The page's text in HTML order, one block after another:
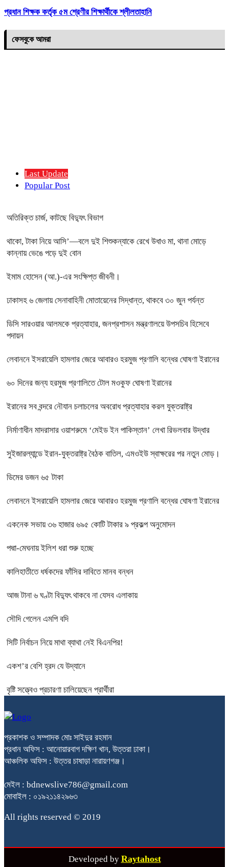
প্রধান শিক্ষক কর্তৃক ৫ম শ্রেণীর শিক্ষার্থীকে শ্লীলতাহানি
ফেসবুকে আমরা
Last Update
Popular Post
অতিরিক্ত চার্জ, কাটছে বিদ্যুৎ বিভাগ
থাকো, টাকা নিয়ে আসি’—বলে দুই শিশুকন্যাকে রেখে উধাও মা, থানা মোড়ে
কান্নায় ভেঙে পড়ে দুই বোন
ইমাম হোসেন (আ.)-এর সংক্ষিপ্ত জীবনী।
ঢাকাসহ ৬ জেলায় সেনাবাহিনী মোতায়েনের সিদ্ধান্ত, থাকবে ৩০ জুন পর্যন্ত
ডিসি সারওয়ার আলমকে প্রত্যাহার, জনপ্রশাসন মন্ত্রণালয়ে উপসচিব হিসেবে
পদায়ন
লেবাননে ইসরায়েলি হামলার জেরে আবারও হরমুজ প্রণালি বন্ধের ঘোষণা ইরানের
৬০ দিনের জন্য হরমুজ প্রণালিতে টোল মওকুফ ঘোষণা ইরানের
ইরানের সব বন্দরে নৌযান চলাচলের অবরোধ প্রত্যাহার করল যুক্তরাষ্ট্র
নির্মাণাধীন মাদরাসার ওয়াশরুমে ‘মেইড ইন পাকিস্তান’ লেখা রিভলবার উদ্ধার
সুইজারল্যান্ডে ইরান-যুক্তরাষ্ট্র বৈঠক বাতিল, এমওইউ স্বাক্ষরের পর নতুন মোড়।
ডিমের ডজন ৬৫ টাকা
লেবাননে ইসরায়েলি হামলার জেরে আবারও হরমুজ প্রণালি বন্ধের ঘোষণা ইরানের
একনেক সভায় ৩৬ হাজার ৬৯৫ কোটি টাকার ৯ প্রকল্প অনুমোদন
পদ্মা-মেঘনায় ইলিশ ধরা শুরু হচ্ছে
কালিহাতীতে ধর্ষকদের ফাঁসির দাবিতে মানব বন্ধন
আজ টানা ৬ ঘণ্টা বিদ্যুৎ থাকবে না যেসব এলাকায়
সৌদি গেলেন এমপি বদি
সিটি নির্বাচন নিয়ে মাথা ব্যাথা নেই বিএনপির!
একশ’র বেশি হ্রদ যে উদ্যানে
বৃষ্টি সত্ত্বেও প্রচারণা চালিয়েছেন প্রার্থীরা
প্রকাশক ও সম্পাদক মোঃ সাইদুর রহমান
প্রধান অফিস : আনোয়ারবাগ দক্ষিণ খান, উত্তরা ঢাকা।
আঞ্চলিক অফিস : উত্তর চাষাড়া নারায়ণগঞ্জ।
মেইল : bdnewslive786@gmail.com
মোবাইল : ০১৯২১১৪২৯৬৩
All rights reserved © 2019
Developed by Raytahost